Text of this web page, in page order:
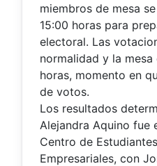
miembros de mesa
15:00 horas para
electoral. Las
normalidad y la
horas, momento en
de votos.
Los resultados
Alejandra Aquino fue
Centro de
Empresariales, con